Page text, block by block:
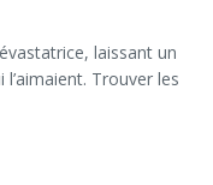
laissant un
Trouver les